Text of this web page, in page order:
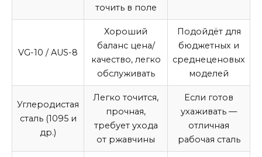
точить в поле
VG-10 / AUS-8
Хороший
баланс цена/
качество, легко
обслуживать
Подойдёт для
бюджетных и
среднеценовых
моделей
Углеродистая
сталь (1095 и
др.)
Легко точится,
прочная,
требует ухода
от ржавчины
Если готов
ухаживать —
отличная
рабочая сталь